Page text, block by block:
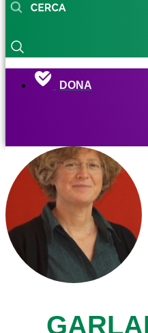
DONA